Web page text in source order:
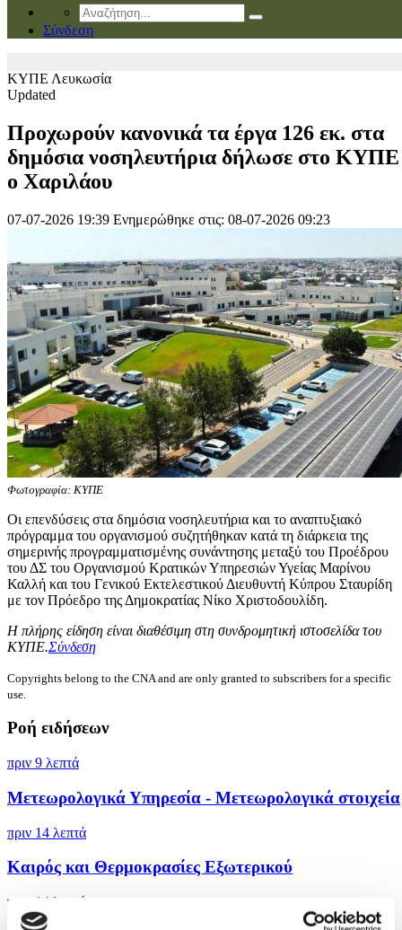
Σύνδεση
ΚΥΠΕ Λευκωσία
Updated
Προχωρούν κανονικά τα έργα 126 εκ. στα
δημόσια νοσηλευτήρια δήλωσε στο ΚΥΠΕ
ο Χαριλάου
07-07-2026 19:39 Ενημερώθηκε στις: 08-07-2026 09:23
Φωτογραφία: ΚΥΠΕ
Οι επενδύσεις στα δημόσια νοσηλευτήρια και το αναπτυξιακό
πρόγραμμα του οργανισμού συζητήθηκαν κατά τη διάρκεια της
σημερινής προγραμματισμένης συνάντησης μεταξύ του Προέδρου
του ΔΣ του Οργανισμού Κρατικών Υπηρεσιών Υγείας Μαρίνου
Καλλή και του Γενικού Εκτελεστικού Διευθυντή Κύπρου Σταυρίδη
με τον Πρόεδρο της Δημοκρατίας Νίκο Χριστοδουλίδη.
Η πλήρης είδηση είναι διαθέσιμη στη συνδρομητική ιστοσελίδα του
ΚΥΠΕ.Σύνδεση
Copyrights belong to the CNA and are only granted to subscribers for a specific
use.
Ροή ειδήσεων
πριν 9 λεπτά
Μετεωρολογικά Υπηρεσία - Μετεωρολογικά στοιχεία
πριν 14 λεπτά
Καιρός και Θερμοκρασίες Εξωτερικού
πριν 14 λεπτά